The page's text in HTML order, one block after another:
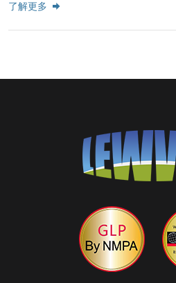
了解更多